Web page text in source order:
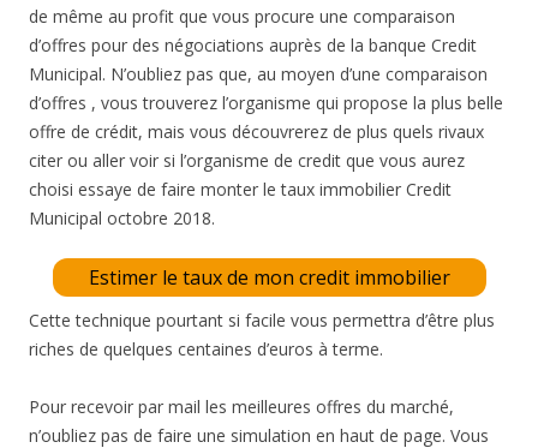
de même au profit que vous procure une comparaison
d’offres pour des négociations auprès de la banque Credit
Municipal. N’oubliez pas que, au moyen d’une comparaison
d’offres , vous trouverez l’organisme qui propose la plus belle
offre de crédit, mais vous découvrerez de plus quels rivaux
citer ou aller voir si l’organisme de credit que vous aurez
choisi essaye de faire monter le taux immobilier Credit
Municipal octobre 2018.
Estimer le taux de mon credit immobilier
Cette technique pourtant si facile vous permettra d’être plus
riches de quelques centaines d’euros à terme.
Pour recevoir par mail les meilleures offres du marché,
n’oubliez pas de faire une simulation en haut de page. Vous